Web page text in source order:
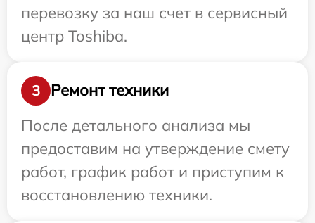
перевозку за наш счет в сервисный
центр Toshiba.
3
Ремонт техники
После детального анализа мы
предоставим на утверждение смету
работ, график работ и приступим к
восстановлению техники.